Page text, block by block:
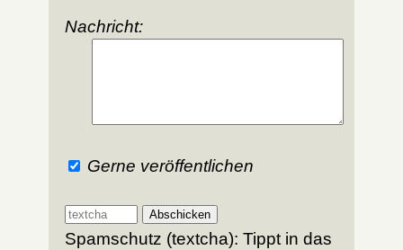
Nachricht:
Gerne veröffentlichen
Spamschutz (textcha): Tippt in das